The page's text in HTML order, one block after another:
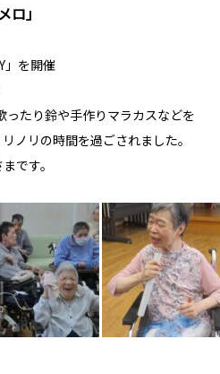
ロ」
」を開催
ったり鈴や手作りマラカスなどを
ノリの時間を過ごされました。
です。